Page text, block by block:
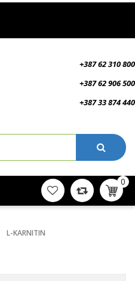
+387 62 310 800
+387 62 906 500
+387 33 874 440
0
L-KARNITIN